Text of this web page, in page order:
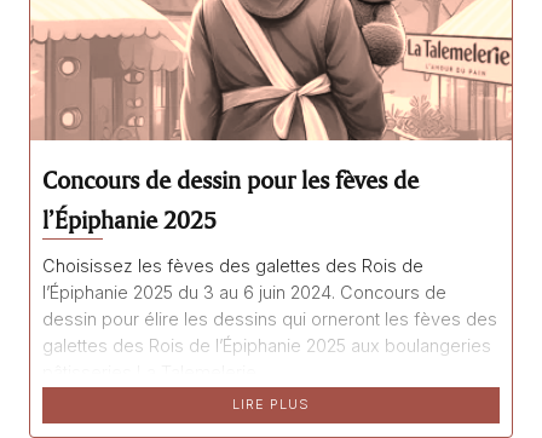
Concours de dessin pour les fèves de
l’Épiphanie 2025
Choisissez les fèves des galettes des Rois de
l’Épiphanie 2025 du 3 au 6 juin 2024. Concours de
dessin pour élire les dessins qui orneront les fèves des
galettes des Rois de l’Épiphanie 2025 aux boulangeries
LIRE PLUS